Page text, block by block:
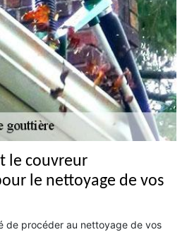
le couvreur
le nettoyage de vos
de procéder au nettoyage de vos